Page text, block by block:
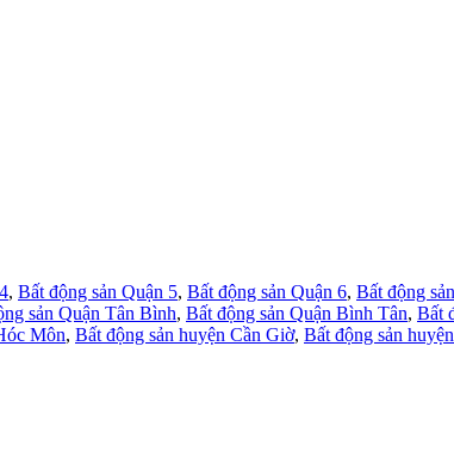
, Bất động sản Quận 5, Bất động sản Quận 6, Bất động
sản Quận Tân Bình, Bất động sản Quận Bình Tân, Bất
Môn, Bất động sản huyện Cần Giờ, Bất động sản